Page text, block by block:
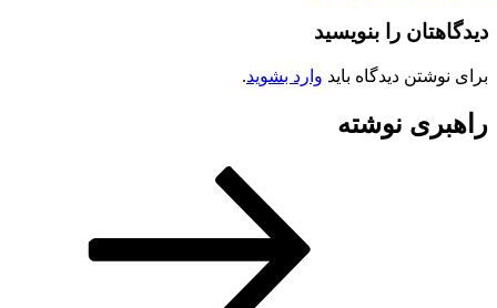
را بنویسید
نوشتن دیدگاه بایدوارد بشوید.
نوشته